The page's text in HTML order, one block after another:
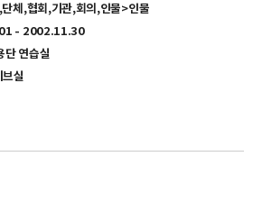
체,협회,기관,회의,인물>인물
- 2002.11.30
단 연습실
실